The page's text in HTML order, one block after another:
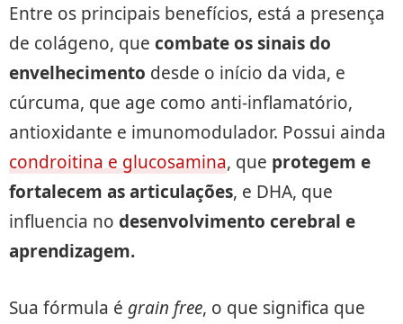
Entre os principais benefícios, está a presença
de colágeno, que combate os sinais do
envelhecimento desde o início da vida, e
cúrcuma, que age como anti-inflamatório,
antioxidante e imunomodulador. Possui ainda
condroitina e glucosamina, que protegem e
fortalecem as articulações, e DHA, que
influencia no desenvolvimento cerebral e
aprendizagem.
Sua fórmula é grain free, o que significa que